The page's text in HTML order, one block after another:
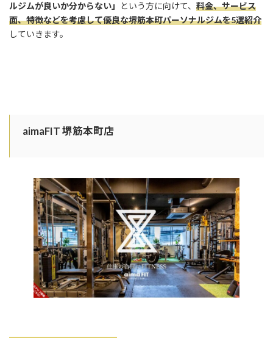
ルジムが良いか分からない」
という方に向けて、 料金、サービス
面、特徴などを考慮して優良な堺筋本町パーソナルジムを5選紹介
していきます。
aimaFIT 堺筋本町店